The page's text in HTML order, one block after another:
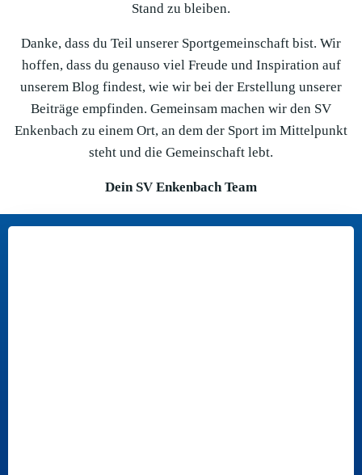
Stand zu bleiben.
Danke, dass du Teil unserer Sportgemeinschaft bist. Wir
hoffen, dass du genauso viel Freude und Inspiration auf
unserem Blog findest, wie wir bei der Erstellung unserer
Beiträge empfinden. Gemeinsam machen wir den SV
Enkenbach zu einem Ort, an dem der Sport im Mittelpunkt
steht und die Gemeinschaft lebt.
Dein SV Enkenbach Team